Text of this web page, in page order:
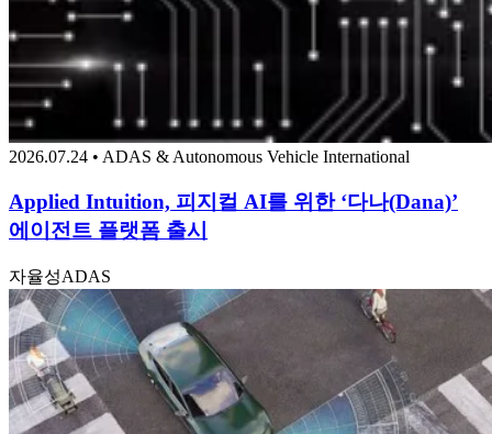
2026.07.24 • ADAS & Autonomous Vehicle International
Applied Intuition, 피지컬 AI를 위한 ‘다나(Dana)’
에이전트 플랫폼 출시
자율성ADAS